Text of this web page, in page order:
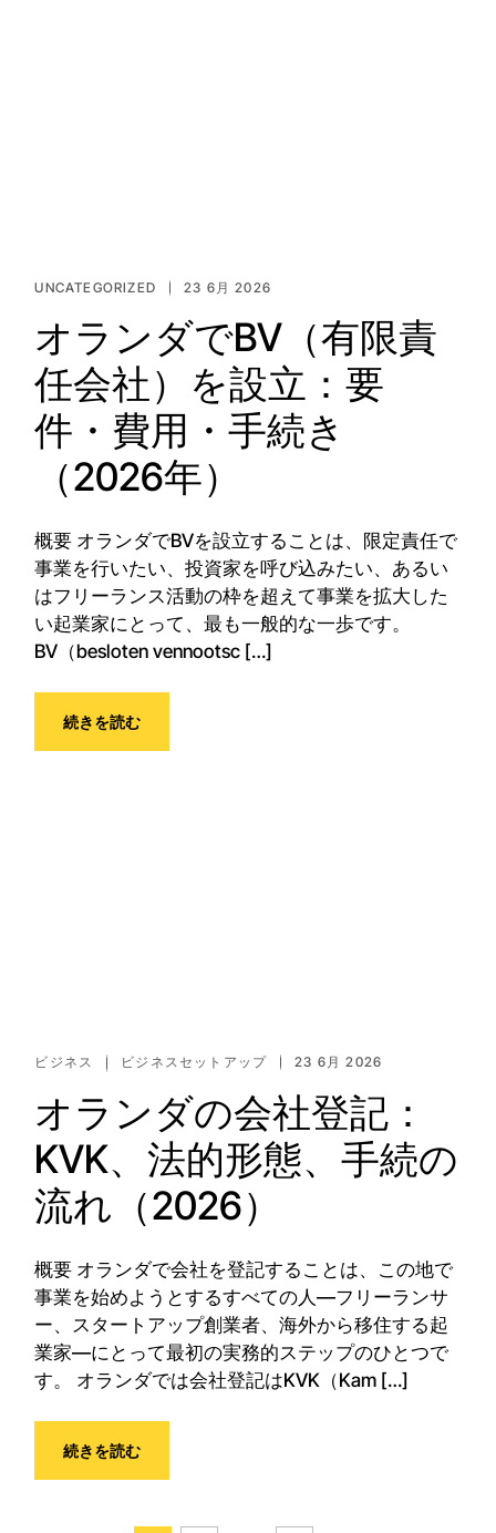
UNCATEGORIZED 23 6月 2026
オランダでBV（有限責
任会社）を設立：要
件・費用・手続き
（2026年）
概要 オランダでBVを設立することは、限定責任で
事業を行いたい、投資家を呼び込みたい、あるい
はフリーランス活動の枠を超えて事業を拡大した
い起業家にとって、最も一般的な一歩です。
BV（besloten vennootsc […]
続きを読む
ビジネス ビジネスセットアップ 23 6月 2026
オランダの会社登記：
KVK、法的形態、手続の
流れ（2026）
概要 オランダで会社を登記することは、この地で
事業を始めようとするすべての人—フリーランサ
ー、スタートアップ創業者、海外から移住する起
業家—にとって最初の実務的ステップのひとつで
す。 オランダでは会社登記はKVK（Kam […]
続きを読む